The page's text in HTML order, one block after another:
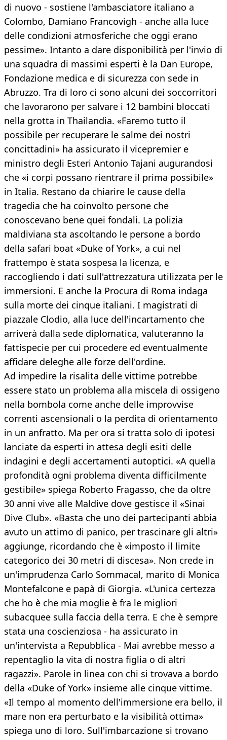
di nuovo - sostiene l'ambasciatore italiano a
Colombo, Damiano Francovigh - anche alla luce
delle condizioni atmosferiche che oggi erano
pessime». Intanto a dare disponibilità per l'invio di
una squadra di massimi esperti è la Dan Europe,
Fondazione medica e di sicurezza con sede in
Abruzzo. Tra di loro ci sono alcuni dei soccorritori
che lavorarono per salvare i 12 bambini bloccati
nella grotta in Thailandia. «Faremo tutto il
possibile per recuperare le salme dei nostri
concittadini» ha assicurato il vicepremier e
ministro degli Esteri Antonio Tajani augurandosi
che «i corpi possano rientrare il prima possibile»
in Italia. Restano da chiarire le cause della
tragedia che ha coinvolto persone che
conoscevano bene quei fondali. La polizia
maldiviana sta ascoltando le persone a bordo
della safari boat «Duke of York», a cui nel
frattempo è stata sospesa la licenza, e
raccogliendo i dati sull'attrezzatura utilizzata per le
immersioni. E anche la Procura di Roma indaga
sulla morte dei cinque italiani. I magistrati di
piazzale Clodio, alla luce dell'incartamento che
arriverà dalla sede diplomatica, valuteranno la
fattispecie per cui procedere ed eventualmente
affidare deleghe alle forze dell'ordine.
Ad impedire la risalita delle vittime potrebbe
essere stato un problema alla miscela di ossigeno
nella bombola come anche delle improvvise
correnti ascensionali o la perdita di orientamento
in un anfratto. Ma per ora si tratta solo di ipotesi
lanciate da esperti in attesa degli esiti delle
indagini e degli accertamenti autoptici. «A quella
profondità ogni problema diventa difficilmente
gestibile» spiega Roberto Fragasso, che da oltre
30 anni vive alle Maldive dove gestisce il «Sinai
Dive Club». «Basta che uno dei partecipanti abbia
avuto un attimo di panico, per trascinare gli altri»
aggiunge, ricordando che è «imposto il limite
categorico dei 30 metri di discesa». Non crede in
un'imprudenza Carlo Sommacal, marito di Monica
Montefalcone e papà di Giorgia. «L'unica certezza
che ho è che mia moglie è fra le migliori
subacquee sulla faccia della terra. E che è sempre
stata una coscienziosa - ha assicurato in
un'intervista a Repubblica - Mai avrebbe messo a
repentaglio la vita di nostra figlia o di altri
ragazzi». Parole in linea con chi si trovava a bordo
della «Duke of York» insieme alle cinque vittime.
«Il tempo al momento dell'immersione era bello, il
mare non era perturbato e la visibilità ottima»
spiega uno di loro. Sull'imbarcazione si trovano